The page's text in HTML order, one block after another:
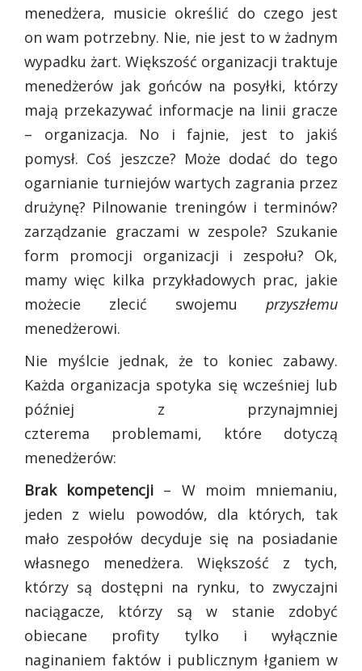
menedżera, musicie określić do czego jest
on wam potrzebny. Nie, nie jest to w żadnym
wypadku żart. Większość organizacji traktuje
menedżerów jak gońców na posyłki, którzy
mają przekazywać informacje na linii gracze
– organizacja. No i fajnie, jest to jakiś
pomysł. Coś jeszcze? Może dodać do tego
ogarnianie turniejów wartych zagrania przez
drużynę? Pilnowanie treningów i terminów?
zarządzanie graczami w zespole? Szukanie
form promocji organizacji i zespołu? Ok,
mamy więc kilka przykładowych prac, jakie
możecie zlecić swojemu przyszłemu
menedżerowi.
Nie myślcie jednak, że to koniec zabawy.
Każda organizacja spotyka się wcześniej lub
później z przynajmniej
czterema problemami, które dotyczą
menedżerów:
Brak kompetencji – W moim mniemaniu,
jeden z wielu powodów, dla których, tak
mało zespołów decyduje się na posiadanie
własnego menedżera. Większość z tych,
którzy są dostępni na rynku, to zwyczajni
naciągacze, którzy są w stanie zdobyć
obiecane profity tylko i wyłącznie
naginaniem faktów i publicznym łganiem w